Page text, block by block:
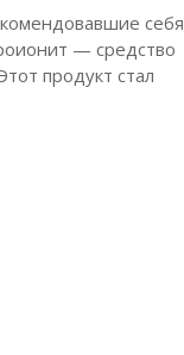
себя
— средство
продукт стал